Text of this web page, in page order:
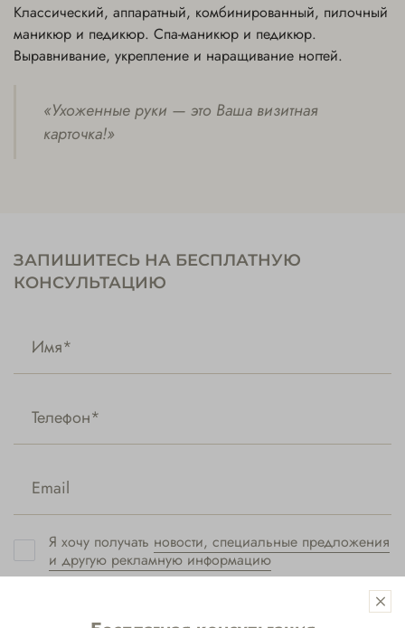
Классический, аппаратный, комбинированный, пилочный
маникюр и педикюр. Спа-маникюр и педикюр.
Выравнивание, укрепление и наращивание ногтей.
«Ухоженные руки — это Ваша визитная
карточка!»
ЗАПИШИТЕСЬ НА БЕСПЛАТНУЮ
КОНСУЛЬТАЦИЮ
Я хочу получать новости, специальные предложения
и другую рекламную информацию